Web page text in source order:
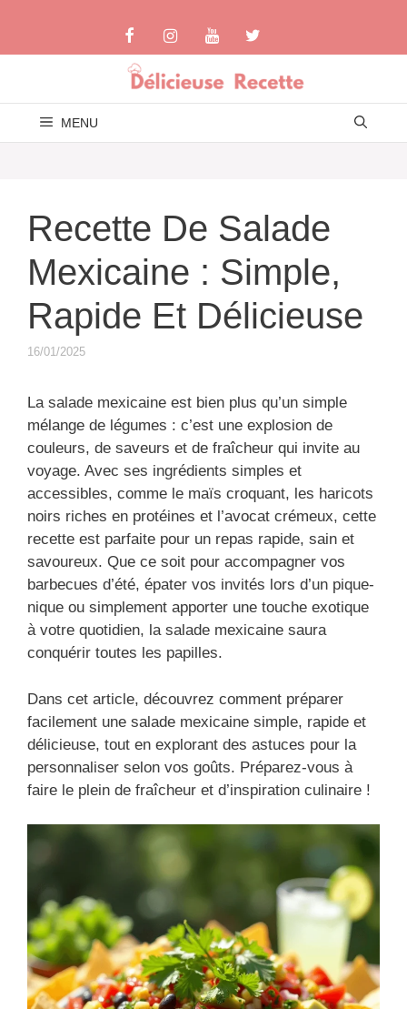
contenu
MENU
Recette De Salade
Mexicaine : Simple,
Rapide Et Délicieuse
16/01/2025
La salade mexicaine est bien plus qu’un simple
mélange de légumes : c’est une explosion de
couleurs, de saveurs et de fraîcheur qui invite au
voyage. Avec ses ingrédients simples et
accessibles, comme le maïs croquant, les haricots
noirs riches en protéines et l’avocat crémeux, cette
recette est parfaite pour un repas rapide, sain et
savoureux. Que ce soit pour accompagner vos
barbecues d’été, épater vos invités lors d’un pique-
nique ou simplement apporter une touche exotique
à votre quotidien, la salade mexicaine saura
conquérir toutes les papilles.
Dans cet article, découvrez comment préparer
facilement une salade mexicaine simple, rapide et
délicieuse, tout en explorant des astuces pour la
personnaliser selon vos goûts. Préparez-vous à
faire le plein de fraîcheur et d’inspiration culinaire !